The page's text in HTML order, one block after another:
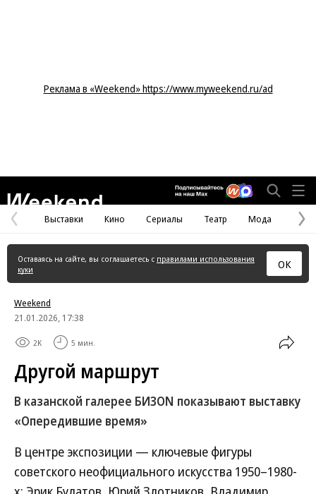
Реклама в «Weekend» https://www.myweekend.ru/ad
Предыдущая
страница
Выставки Кино Сериалы Театр Мода
Оставаясь на сайте, вы соглашаетесь с правилами использования
куки
ОК
Weekend
21.01.2026, 17:38
2K 5 мин.
Другой маршрут
В казанской галерее БИЗON показывают выставку
«Опередившие время»
В центре экспозиции — ключевые фигуры
советского неофициального искусства 1950–1980-